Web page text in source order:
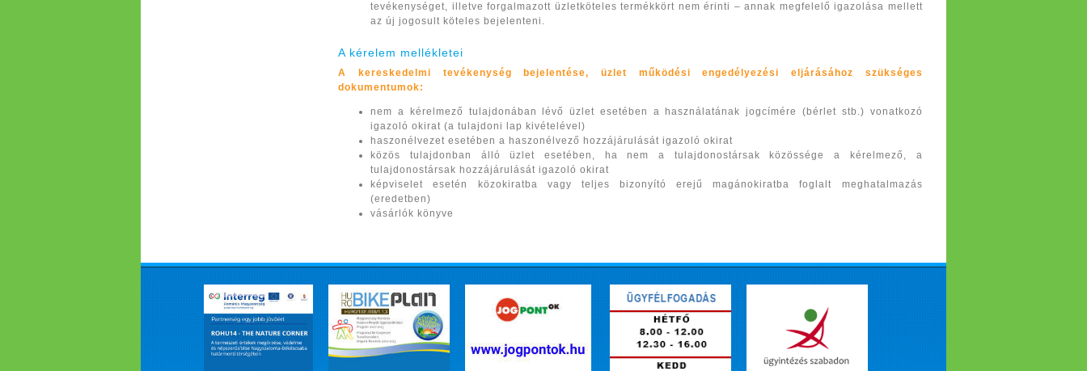
tevékenységet, illetve forgalmazott üzletköteles termékkört nem érinti – annak megfelelő igazolása mellett
az új jogosult köteles bejelenteni.
A kérelem mellékletei
A kereskedelmi tevékenység bejelentése, üzlet működési engedélyezési eljárásához szükséges
dokumentumok:
nem a kérelmező tulajdonában lévő üzlet esetében a használatának jogcímére (bérlet stb.) vonatkozó
igazoló okirat (a tulajdoni lap kivételével)
haszonélvezet esetében a haszonélvező hozzájárulását igazoló okirat
közös tulajdonban álló üzlet esetében, ha nem a tulajdonostársak közössége a kérelmező, a
tulajdonostársak hozzájárulását igazoló okirat
képviselet esetén közokiratba vagy teljes bizonyító erejű magánokiratba foglalt meghatalmazás
(eredetben)
vásárlók könyve